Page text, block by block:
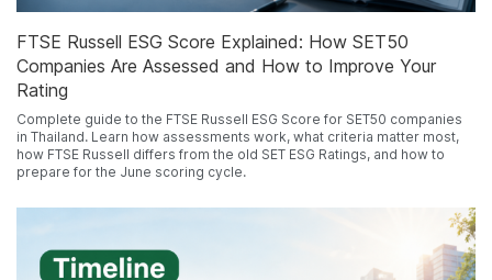
FTSE Russell ESG Score Explained: How SET50
Companies Are Assessed and How to Improve Your
Rating
Complete guide to the FTSE Russell ESG Score for SET50 companies
in Thailand. Learn how assessments work, what criteria matter most,
how FTSE Russell differs from the old SET ESG Ratings, and how to
prepare for the June scoring cycle.